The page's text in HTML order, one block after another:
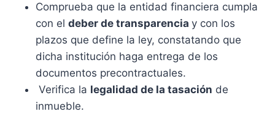
Comprueba que la entidad financiera cumpla
con el deber de transparencia y con los
plazos que define la ley, constatando que
dicha institución haga entrega de los
documentos precontractuales.
Verifica la legalidad de la tasación de
inmueble.